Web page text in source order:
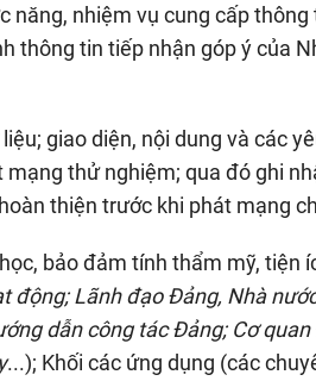
năng, nhiệm vụ cung cấp thông
thông tin tiếp nhận góp ý của
giao diện, nội dung và các
thử nghiệm; qua đó ghi
thiện trước khi phát mạng
bảo đảm tính thẩm mỹ, tiện
động; Lãnh đạo Đảng, Nhà
dẫn công tác Đảng; Cơ
...); Khối các ứng dụng (các